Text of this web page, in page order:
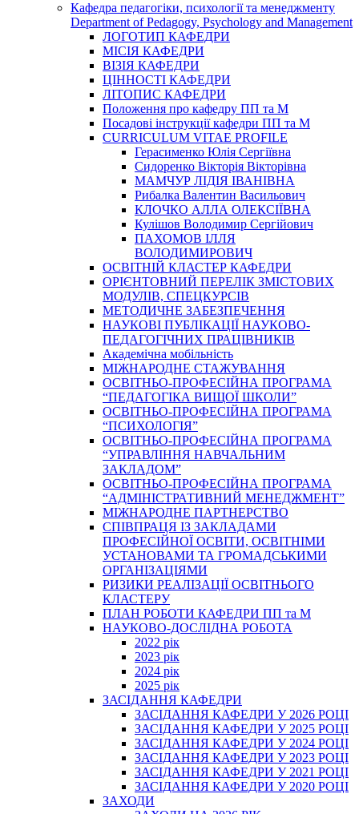
Кафедра педагогіки, психології та менеджменту
Department of Pedagogy, Psychology and Management
ЛОГОТИП КАФЕДРИ
МІСІЯ КАФЕДРИ
ВІЗІЯ КАФЕДРИ
ЦІННОСТІ КАФЕДРИ
ЛІТОПИС КАФЕДРИ
Положення про кафедру ПП та М
Посадові інструкції кафедри ПП та М
CURRICULUM VITAE PROFILE
Герасименко Юлія Сергіївна
Сидоренко Вікторія Вікторівна
МАМЧУР ЛІДІЯ ІВАНІВНА
Рибалка Валентин Васильович
КЛОЧКО АЛЛА ОЛЕКСІЇВНА
Кулішов Володимир Сергійович
ПАХОМОВ ІЛЛЯ
ВОЛОДИМИРОВИЧ
ОСВІТНІЙ КЛАСТЕР КАФЕДРИ
ОРІЄНТОВНИЙ ПЕРЕЛІК ЗМІСТОВИХ
МОДУЛІВ, СПЕЦКУРСІВ
МЕТОДИЧНЕ ЗАБЕЗПЕЧЕННЯ
НАУКОВІ ПУБЛІКАЦІЇ НАУКОВО-
ПЕДАГОГІЧНИХ ПРАЦІВНИКІВ
Академічна мобільність
МІЖНАРОДНЕ СТАЖУВАННЯ
ОСВІТНЬО-ПРОФЕСІЙНА ПРОГРАМА
“ПЕДАГОГІКА ВИЩОЇ ШКОЛИ”
ОСВІТНЬО-ПРОФЕСІЙНА ПРОГРАМА
“ПСИХОЛОГІЯ”
ОСВІТНЬО-ПРОФЕСІЙНА ПРОГРАМА
“УПРАВЛІННЯ НАВЧАЛЬНИМ
ЗАКЛАДОМ”
ОСВІТНЬО-ПРОФЕСІЙНА ПРОГРАМА
“АДМІНІСТРАТИВНИЙ МЕНЕДЖМЕНТ”
МІЖНАРОДНЕ ПАРТНЕРСТВО
СПІВПРАЦЯ ІЗ ЗАКЛАДАМИ
ПРОФЕСІЙНОЇ ОСВІТИ, ОСВІТНІМИ
УСТАНОВАМИ ТА ГРОМАДСЬКИМИ
ОРГАНІЗАЦІЯМИ
РИЗИКИ РЕАЛІЗАЦІЇ ОСВІТНЬОГО
КЛАСТЕРУ
ПЛАН РОБОТИ КАФЕДРИ ПП та М
НАУКОВО-ДОСЛІДНА РОБОТА
2022 рік
2023 рік
2024 рік
2025 рік
ЗАСІДАННЯ КАФЕДРИ
ЗАСІДАННЯ КАФЕДРИ У 2026 РОЦІ
ЗАСІДАННЯ КАФЕДРИ У 2025 РОЦІ
ЗАСІДАННЯ КАФЕДРИ У 2024 РОЦІ
ЗАСІДАННЯ КАФЕДРИ У 2023 РОЦІ
ЗАСІДАННЯ КАФЕДРИ У 2021 РОЦІ
ЗАСІДАННЯ КАФЕДРИ У 2020 РОЦІ
ЗАХОДИ